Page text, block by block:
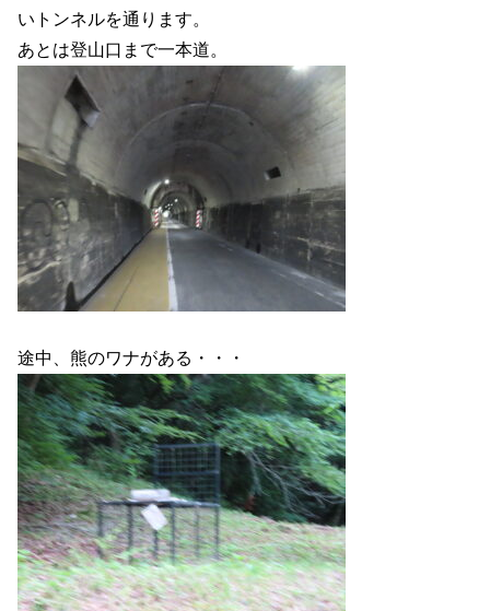
いトンネルを通ります。
あとは登山口まで一本道。
途中、熊のワナがある・・・